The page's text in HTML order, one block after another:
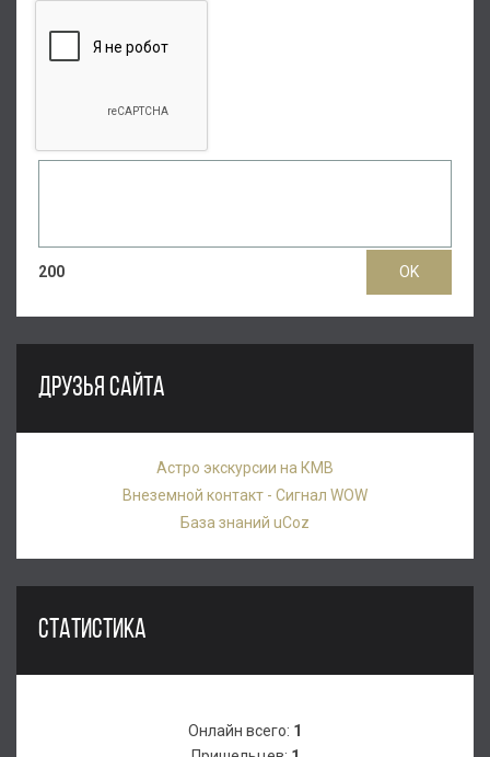
200
ДРУЗЬЯ САЙТА
Астро экскурсии на КМВ
Внеземной контакт - Сигнал WOW
База знаний uCoz
СТАТИСТИКА
Онлайн всего: 1